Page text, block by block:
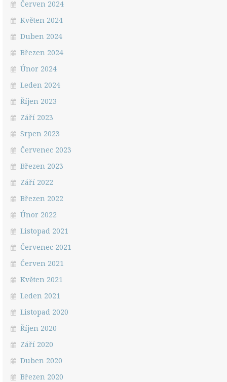
Červen 2024
Květen 2024
Duben 2024
Březen 2024
Únor 2024
Leden 2024
Říjen 2023
Září 2023
Srpen 2023
Červenec 2023
Březen 2023
Září 2022
Březen 2022
Únor 2022
Listopad 2021
Červenec 2021
Červen 2021
Květen 2021
Leden 2021
Listopad 2020
Říjen 2020
Září 2020
Duben 2020
Březen 2020